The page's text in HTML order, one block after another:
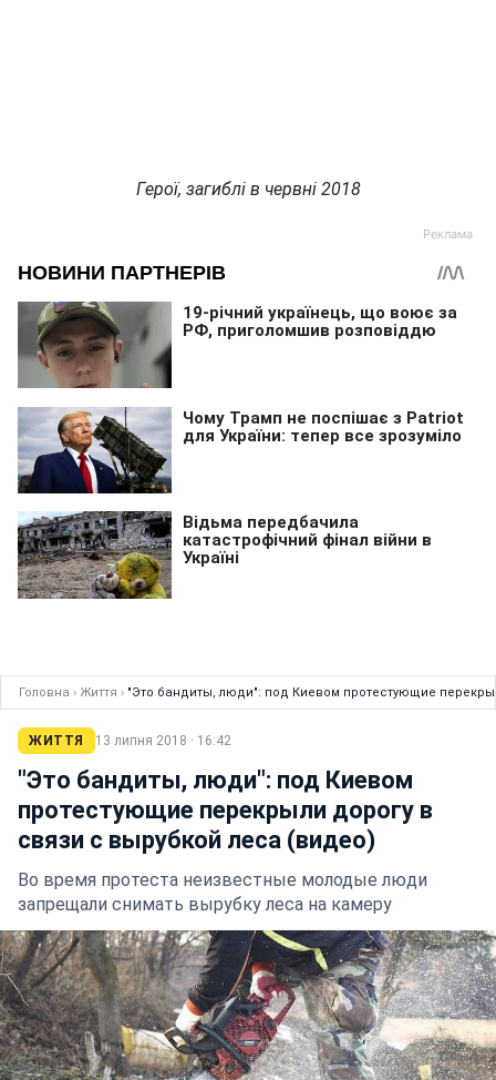
Герої, загиблі в червні 2018
Головна › Життя › "Это бандиты, люди": под Киевом протестующие
ЖИТТЯ 13 липня 2018 · 16:42
"Это бандиты, люди": под Киевом
протестующие перекрыли дорогу в
связи с вырубкой леса (видео)
Во время протеста неизвестные молодые люди
запрещали снимать вырубку леса на камеру